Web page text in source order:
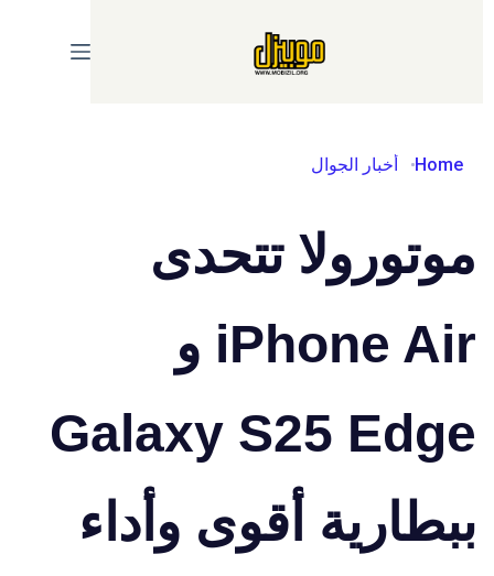
Home أخبار الجوال
موتورولا تتحدى
iPhone Air و
Galaxy S25 Edge
ببطارية أقوى وأداء